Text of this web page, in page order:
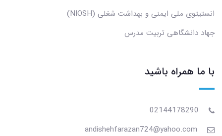
انستیتوی ملی ایمنی و بهداشت شغلی (NIOSH)
جهاد دانشگاهی تربیت مدرس
با ما همراه باشید
02144178290
andishehfarazan724@yahoo.com